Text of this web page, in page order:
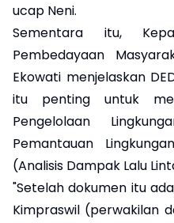
ucap Neni.
Sementara itu,
Pembedayaan
Ekowati menjelaskan
itu penting untuk
Pengelolaan
Pemantauan
(Analisis Dampak Lalu
"Setelah dokumen itu
Kimpraswil (perwakilan